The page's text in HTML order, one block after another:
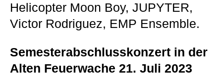
Helicopter Moon Boy, JUPYTER,
Victor Rodriguez, EMP Ensemble.
Semesterabschlusskonzert in der
Alten Feuerwache 21. Juli 2023